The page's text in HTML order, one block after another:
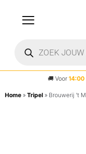
🚚 Voor 14:00
Home » Tripel » Brouwerij ’t